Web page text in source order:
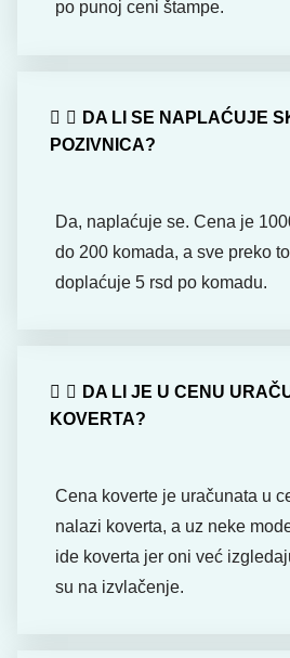
po punoj ceni štampe.
DA LI SE NAPLAĆUJE
POZIVNICA?
Da, naplaćuje se. Cena je
do 200 komada, a sve preko
doplaćuje 5 rsd po komadu.
DA LI JE U CENU
KOVERTA?
Cena koverte je uračunata u
nalazi koverta, a uz neke
ide koverta jer oni već
su na izvlačenje.